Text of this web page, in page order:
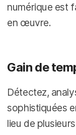
numérique est
en œuvre.
Gain de
Détectez,
sophistiquées
lieu de